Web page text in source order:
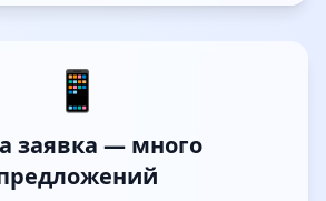
📱
заявка — много